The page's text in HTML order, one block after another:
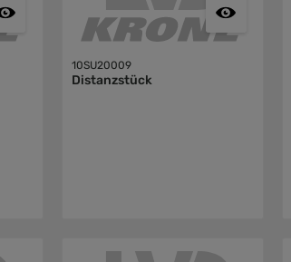
10SU20009
Distanzstück